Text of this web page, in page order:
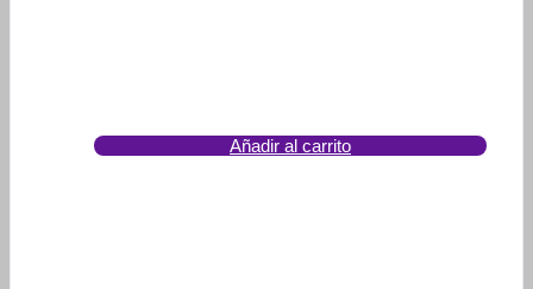
Añadir al carrito